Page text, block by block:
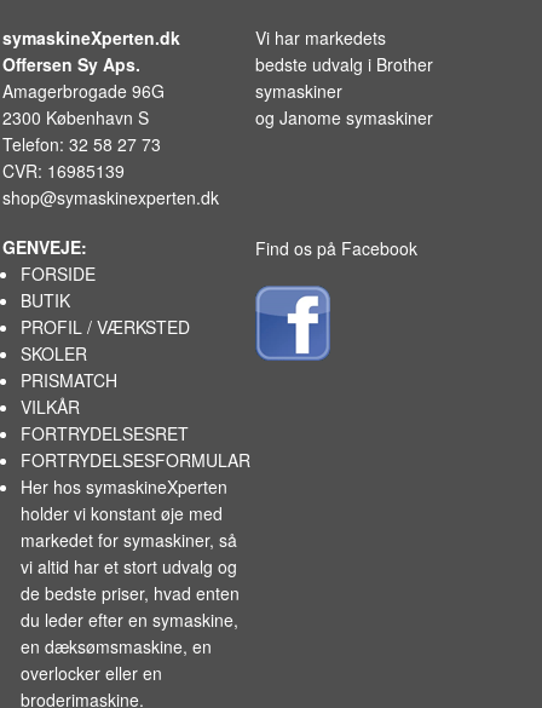
symaskineXperten.dk
Offersen Sy Aps.
Amagerbrogade 96G
2300 København S
Telefon: 32 58 27 73
CVR: 16985139
shop@symaskinexperten.dk
Vi har markedets
bedste udvalg i Brother
symaskiner
og Janome symaskiner
GENVEJE:
FORSIDE
BUTIK
PROFIL / VÆRKSTED
SKOLER
PRISMATCH
VILKÅR
FORTRYDELSESRET
FORTRYDELSESFORMULAR
Her hos symaskineXperten
holder vi konstant øje med
markedet forsymaskiner, så
vi altid har et stort udvalg og
de bedste priser, hvad enten
du leder efter en symaskine,
en dæksømsmaskine, en
overlocker eller en
broderimaskine.
Find os på Facebook